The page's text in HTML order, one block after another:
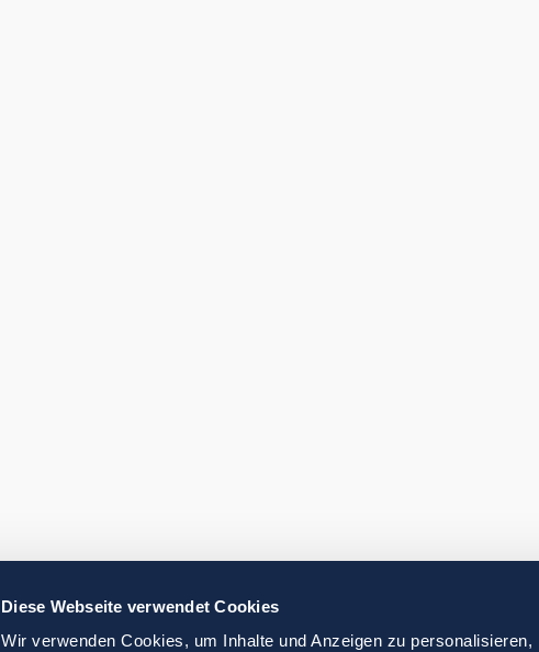
Diese Webseite verwendet Cookies
Wir verwenden Cookies, um Inhalte und Anzeigen zu